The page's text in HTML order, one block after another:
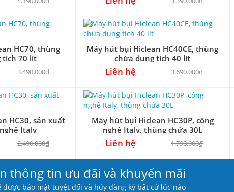
HC70, thùng
tích 70 lít
3.490.000₫
Máy hút bụi Hiclean HC40CE, thùng
chứa dung tích 40 lít
Liên hệ 3.690.000₫
HC30, sản xuất
Italy
2.490.000₫
Máy hút bụi Hiclean HC30P, công
nghệ Italy, thùng chứa 30L
Liên hệ 1.790.000₫
thông tin ưu đãi và khuyến mãi
được bảo mật tuyệt đối và hủy đăng ký bất cứ lúc nào